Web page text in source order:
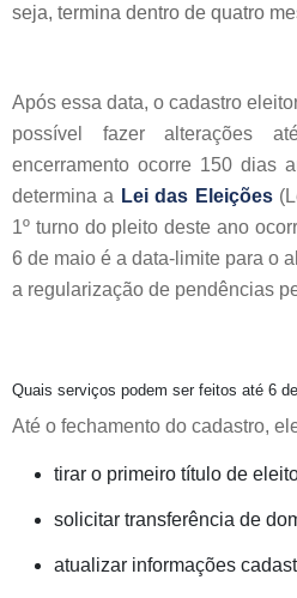
seja, termina dentro de quatro
Após essa data, o cadastro
possível fazer alterações
encerramento ocorre 150 dias
determina a Lei das Eleições
1º turno do pleito deste ano
6 de maio é a data-limite para o
a regularização de pendências
Quais serviços podem ser feitos até 6
Até o fechamento do cadastro,
tirar o primeiro título de
solicitar transferência de
atualizar informações